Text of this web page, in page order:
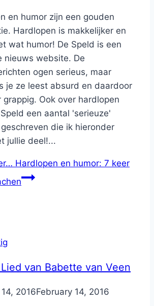
en humor zijn een gouden
Hardlopen is makkelijker en
wat humor! De Speld is een
nieuws website. De
ogen serieus, maar
je ze leest absurd en daardoor
grappig. Ook over hardlopen
een aantal 'serieuze'
die ik hieronder
jullie deel!...
Hardlopen en humor: 7 keer
van Babette van Veen
2016February 14, 2016